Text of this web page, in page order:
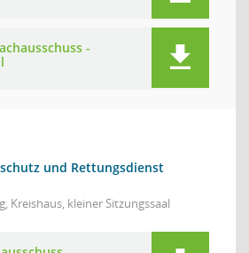
-
und Rettungsdienst
Kreishaus, kleiner Sitzungssaal